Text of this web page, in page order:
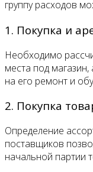
группу расходов
1. Покупка и
Необходимо
места под
на его ремонт и
2. Покупка
Определение
поставщиков
начальной партии